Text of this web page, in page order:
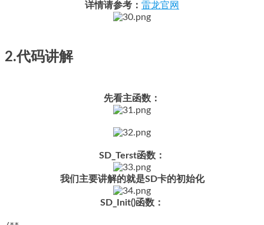
详情请参考： 雷龙官网
2.代码讲解
先看主函数：
SD_Terst函数：
我们主要讲解的就是SD卡的初始化
SD_Init()函数：